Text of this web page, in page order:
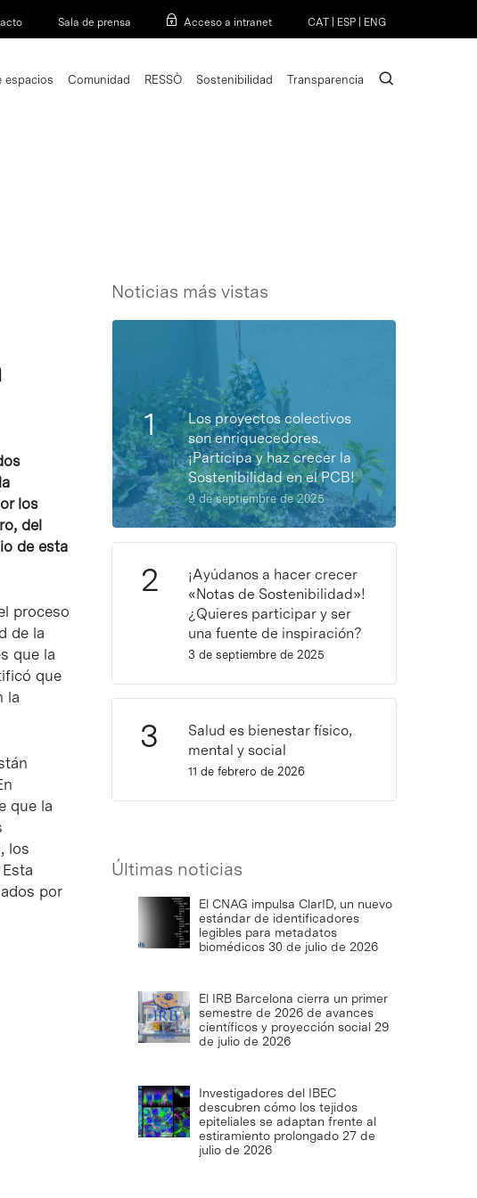
Sala de prensa Acceso a intranet CAT ESP ENG
espacios Comunidad RESSÒ Sostenibilidad Transparencia search
los
del
de esta
proceso
de la
que la
que
la
que la
los
por
Noticias más vistas
Los proyectos colectivos
son enriquecedores.
¡Participa y haz crecer la
Sostenibilidad en el PCB!
9 de septiembre de 2025
¡Ayúdanos a hacer crecer
«Notas de Sostenibilidad»!
¿Quieres participar y ser
una fuente de inspiración?
3 de septiembre de 2025
Salud es bienestar físico,
mental y social
11 de febrero de 2026
Últimas noticias
El CNAG impulsa ClarID, un nuevo
estándar de identificadores
legibles para metadatos
biomédicos 30 de julio de 2026
El IRB Barcelona cierra un primer
semestre de 2026 de avances
científicos y proyección social 29
de julio de 2026
Investigadores del IBEC
descubren cómo los tejidos
epiteliales se adaptan frente al
estiramiento prolongado 27 de
julio de 2026